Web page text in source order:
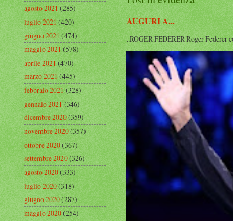
AUGURI A...
..ROGER FEDERER Roger Federer
agosto 2021(285)
luglio 2021(420)
giugno 2021(474)
maggio 2021(578)
aprile 2021(470)
marzo 2021(445)
febbraio 2021(328)
gennaio 2021(346)
dicembre 2020(359)
novembre 2020(357)
ottobre 2020(367)
settembre 2020(326)
agosto 2020(333)
luglio 2020(318)
giugno 2020(287)
maggio 2020(254)